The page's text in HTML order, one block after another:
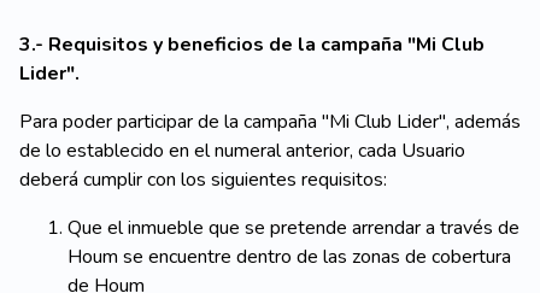
3.- Requisitos y beneficios de la campaña "Mi Club
Lider".
Para poder participar de la campaña "Mi Club Lider", además
de lo establecido en el numeral anterior, cada Usuario
deberá cumplir con los siguientes requisitos:
Que el inmueble que se pretende arrendar a través de
Houm se encuentre dentro de las zonas de cobertura
de Houm